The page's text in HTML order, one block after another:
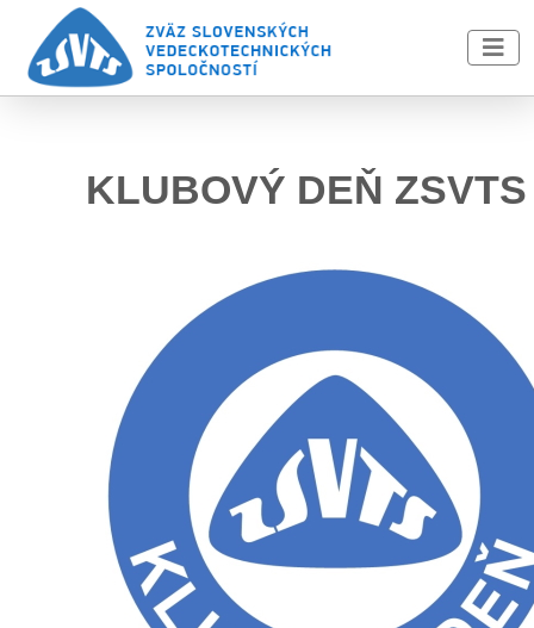
Skip to main content
KLUBOVÝ DEŇ ZSVTS